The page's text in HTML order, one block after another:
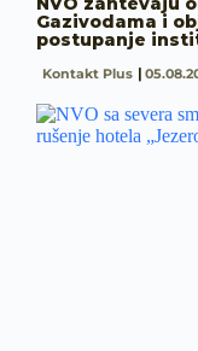
Gazivodama i
postupanje
Kontakt Plus